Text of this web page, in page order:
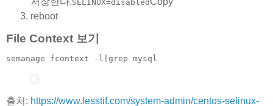
SELINUX=disabled
reboot
File Context 보기
semanage fcontext -l|grep mysql
출처: https://www.lesstif.com/system-admin/centos-selinux-